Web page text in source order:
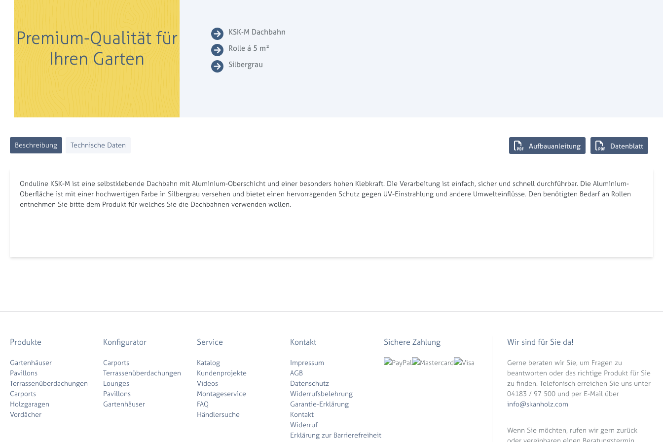
Premium-Qualität für
Ihren Garten
KSK-M Dachbahn
Rolle á 5 m²
Silbergrau
Beschreibung Technische Daten Aufbauanleitung Datenblatt
Onduline KSK-M ist eine selbstklebende Dachbahn mit Aluminium-Oberschicht und einer besonders hohen Klebkraft. Die Verarbeitung ist einfach, sicher und schnell durchführbar. Die Aluminium-
Oberfläche ist mit einer hochwertigen Farbe in Silbergrau versehen und bietet einen hervorragenden Schutz gegen UV-Einstrahlung und andere Umwelteinflüsse. Den benötigten Bedarf an Rollen
entnehmen Sie bitte dem Produkt für welches Sie die Dachbahnen verwenden wollen.
Produkte
Gartenhäuser
Pavillons
Terrassenüberdachungen
Carports
Holzgaragen
Vordächer
Konfigurator
Carports
Terrassenüberdachungen
Lounges
Pavillons
Gartenhäuser
Service
Katalog
Kundenprojekte
Videos
Montageservice
FAQ
Händlersuche
Kontakt
Impressum
AGB
Datenschutz
Widerrufsbelehrung
Garantie-Erklärung
Kontakt
Widerruf
Erklärung zur Barrierefreiheit
Sichere Zahlung Wir sind für Sie da!
Gerne beraten wir Sie, um Fragen zu
beantworten oder das richtige Produkt für Sie
zu finden. Telefonisch erreichen Sie uns unter
04183 / 97 500 und per E-Mail über
info@skanholz.com
Wenn Sie möchten, rufen wir gern zurück